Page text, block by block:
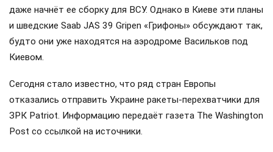
даже начнёт ее сборку для ВСУ. Однако в Киеве эти планы
и шведские Saab JAS 39 Gripen «Грифоны» обсуждают так,
будто они уже находятся на аэродроме Васильков под
Киевом.
Сегодня стало известно, что ряд стран Европы
отказались отправить Украине ракеты-перехватчики для
ЗРК Patriot. Информацию передаёт газета The Washington
Post со ссылкой на источники.